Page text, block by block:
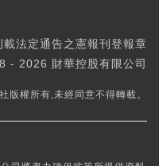
法定通告之憲報刊登報章
- 2026 財華控股有限公司
版權所有,未經同意不得轉載。